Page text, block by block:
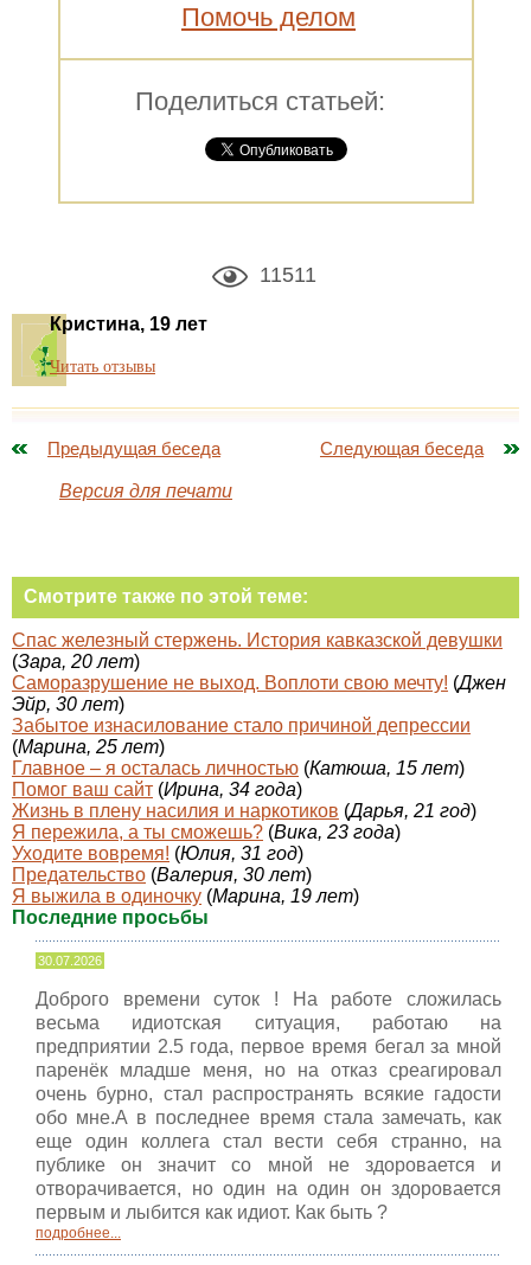
Помочь делом
Поделиться статьей:
11511
Кристина, 19 лет
Читать отзывы
Предыдущая беседа Следующая беседа
Версия для печати
Смотрите также по этой теме:
Спас железный стержень. История кавказской девушки
(Зара, 20 лет)
Саморазрушение не выход. Воплоти свою мечту! (Джен
Эйр, 30 лет)
Забытое изнасилование стало причиной депрессии
(Марина, 25 лет)
Главное – я осталась личностью (Катюша, 15 лет)
Помог ваш сайт (Ирина, 34 года)
Жизнь в плену насилия и наркотиков (Дарья, 21 год)
Я пережила, а ты сможешь? (Вика, 23 года)
Уходите вовремя! (Юлия, 31 год)
Предательство (Валерия, 30 лет)
Я выжила в одиночку (Марина, 19 лет)
Последние просьбы
30.07.2026
Доброго времени суток ! На работе сложилась
весьма идиотская ситуация, работаю на
предприятии 2.5 года, первое время бегал за мной
паренёк младше меня, но на отказ среагировал
очень бурно, стал распространять всякие гадости
обо мне.А в последнее время стала замечать, как
еще один коллега стал вести себя странно, на
публике он значит со мной не здоровается и
отворачивается, но один на один он здоровается
первым и лыбится как идиот. Как быть ?
подробнее...